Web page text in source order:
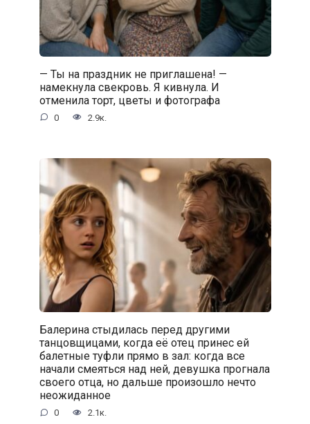
— Ты на праздник не приглашена! —
намекнула свекровь. Я кивнула. И
отменила торт, цветы и фотографа
0 2.9к.
Балерина стыдилась перед другими
танцовщицами, когда её отец принес ей
балетные туфли прямо в зал: когда все
начали смеяться над ней, девушка прогнала
своего отца, но дальше произошло нечто
неожиданное
0 2.1к.